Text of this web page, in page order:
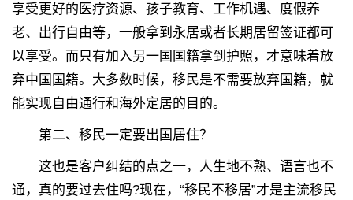
享受更好的医疗资源、孩子教育、工作机遇、度假养
老、出行自由等，一般拿到永居或者长期居留签证都可
以享受。而只有加入另一国国籍拿到护照，才意味着放
弃中国国籍。大多数时候，移民是不需要放弃国籍，就
能实现自由通行和海外定居的目的。
第二、移民一定要出国居住？
这也是客户纠结的点之一，人生地不熟、语言也不
通，真的要过去住吗?现在，“移民不移居”才是主流移民